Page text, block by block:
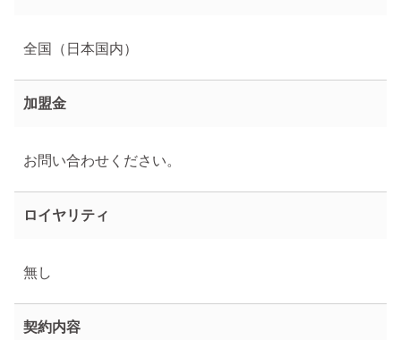
全国（日本国内）
加盟金
お問い合わせください。
ロイヤリティ
無し
契約内容